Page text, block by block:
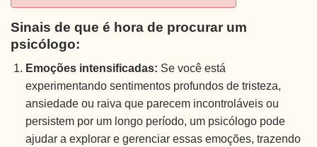
Sinais de que é hora de procurar um
psicólogo:
Emoções intensificadas: Se você está
experimentando sentimentos profundos de tristeza,
ansiedade ou raiva que parecem incontroláveis ou
persistem por um longo período, um psicólogo pode
ajudar a explorar e gerenciar essas emoções, trazendo